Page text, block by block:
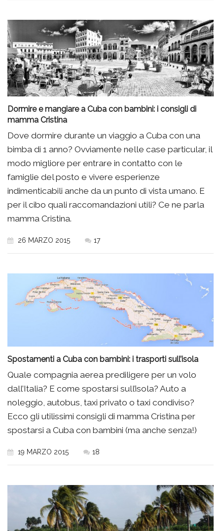
Dormire e mangiare a Cuba con bambini: i consigli di
mamma Cristina
Dove dormire durante un viaggio a Cuba con una
bimba di 1 anno? Ovviamente nelle case particular, il
modo migliore per entrare in contatto con le
famiglie del posto e vivere esperienze
indimenticabili anche da un punto di vista umano. E
per il cibo quali raccomandazioni utili? Ce ne parla
mamma Cristina.
26 MARZO 2015 17
Spostamenti a Cuba con bambini: i trasporti sull’isola
Quale compagnia aerea prediligere per un volo
dall’Italia? E come spostarsi sull’isola? Auto a
noleggio, autobus, taxi privato o taxi condiviso?
Ecco gli utilissimi consigli di mamma Cristina per
spostarsi a Cuba con bambini (ma anche senza!)
19 MARZO 2015 18